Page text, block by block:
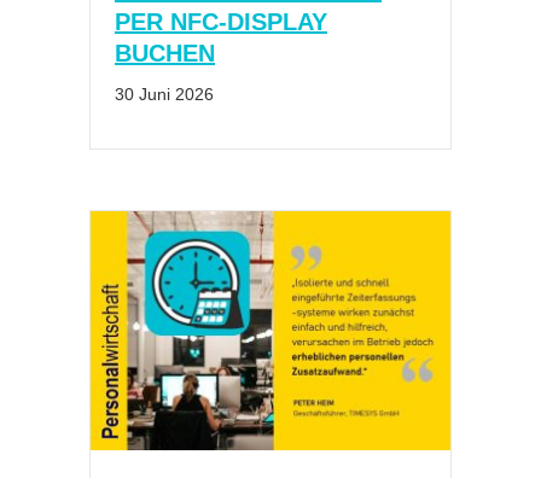
BUCHEN
30 Juni 2026
ROUND TABLE: